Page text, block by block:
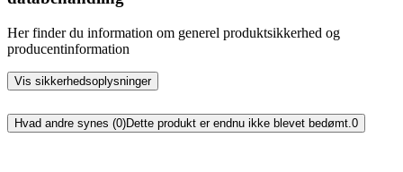
Her finder du information om generel produktsikkerhed og
producentinformation
Vis sikkerhedsoplysninger
Hvad andre synes (0)Dette produkt er endnu ikke blevet bedømt. 0